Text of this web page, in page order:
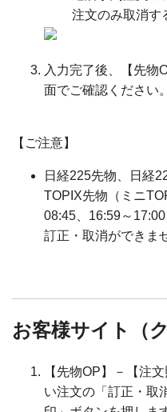
注文のみ取消す
入力完了後、【先物
面でご確認ください。
【ご注意】
日経225先物、日経
TOPIX先物（ミニ
08:45、16:59～
訂正・取消ができま
お客様サイト（
【先物OP】－【注
い注文の「訂正・取